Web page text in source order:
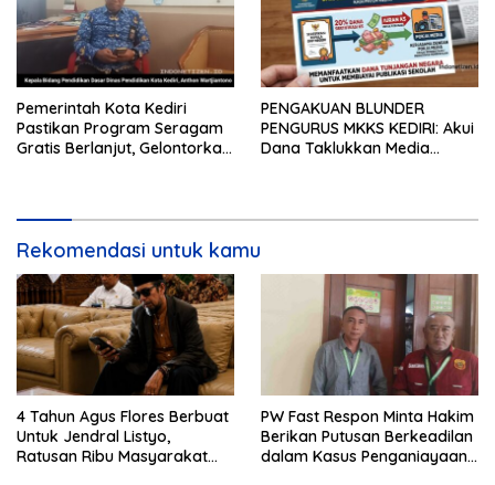
Pemerintah Kota Kediri
Pastikan Program Seragam
Gratis Berlanjut, Gelontorkan
PENGAKUAN BLUNDER
PENGURUS MKKS KEDIRI: Akui
Dana Taklukkan Media
Rekomendasi untuk kamu
4 Tahun Agus Flores Berbuat
Untuk Jendral Listyo,
Ratusan Ribu Masyarakat
PW Fast Respon Minta Hakim
Berikan Putusan Berkeadilan
dalam Kasus Penganiayaan